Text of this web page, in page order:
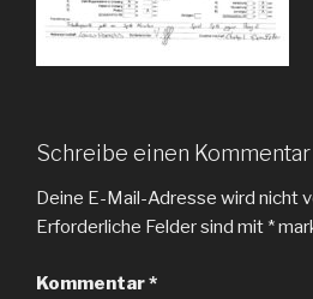
Schreibe einen Kommentar
Deine E-Mail-Adresse wird nicht
Erforderliche Felder sind mit *
Kommentar*